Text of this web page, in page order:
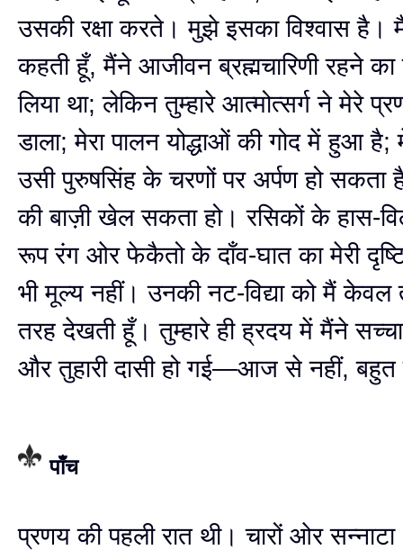
उसकी रक्षा करते। मुझे इसका विश्वास
कहती हूँ, मैंने आजीवन ब्रह्मचारिणी रहने
लिया था; लेकिन तुम्हारे आत्मोत्सर्ग ने मेरे
डाला; मेरा पालन योद्धाओं की गोद में हुआ है;
उसी पुरुषसिंह के चरणों पर अर्पण हो सकता
की बाज़ी खेल सकता हो। रसिकों के हास-
रूप रंग ओर फेकैतो के दाँव-घात का मेरी दृष्टि
भी मूल्य नहीं। उनकी नट-विद्या को मैं केवल
तरह देखती हूँ। तुम्हारे ही ह्रदय में मैंने सच्चा
और तुहारी दासी हो गई—आज से नहीं, बहुत
पाँच
प्रणय की पहली रात थी। चारों ओर